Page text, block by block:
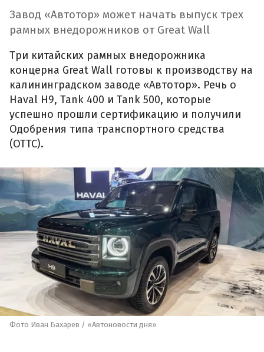
Завод «Автотор» может начать выпуск трех
рамных внедорожников от Great Wall
Три китайских рамных внедорожника
концерна Great Wall готовы к производству на
калининградском заводе «Автотор». Речь о
Haval H9, Tank 400 и Tank 500, которые
успешно прошли сертификацию и получили
Одобрения типа транспортного средства
(ОТТС).
Фото Иван Бахарев / «Автоновости дня»